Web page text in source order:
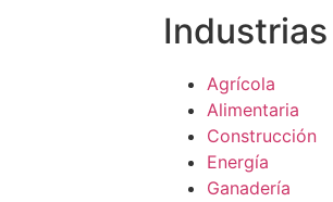
Industrias
Agrícola
Alimentaria
Construcción
Energía
Ganadería